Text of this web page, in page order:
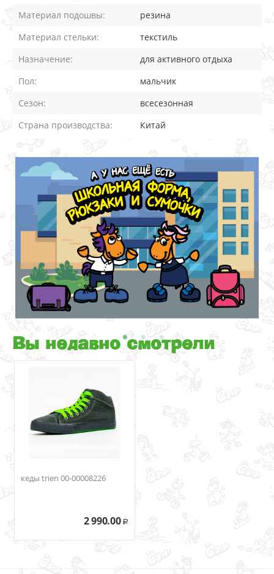
Материал подошвы:
резина
Материал стельки:
текстиль
Назначение:
для активного отдыха
Пол:
мальчик
Сезон:
всесезонная
Страна производства:
Китай
Вы недавно смотрели
кеды trien 00-00008226
2 990.00 Р